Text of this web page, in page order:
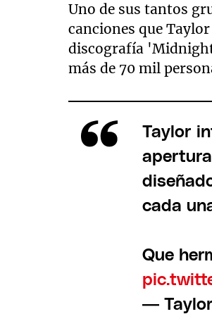
Uno de sus tantos
canciones que
discografía
más de 70 mil
Taylor
cada
Que
—